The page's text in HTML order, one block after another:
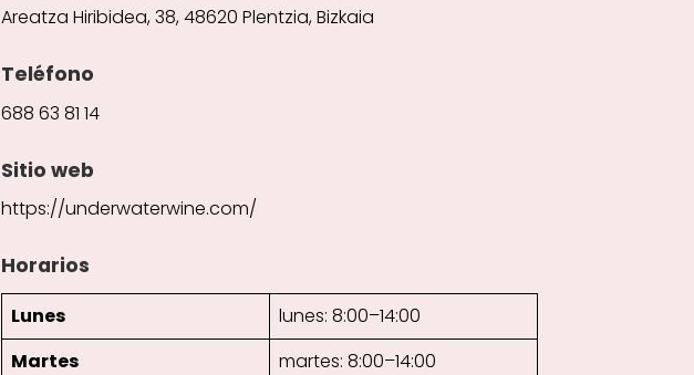
Areatza Hiribidea, 38, 48620 Plentzia, Bizkaia
Teléfono
688 63 81 14
Sitio web
https://underwaterwine.com/
Horarios
Lunes
lunes: 8:00–14:00
Martes
martes: 8:00–14:00